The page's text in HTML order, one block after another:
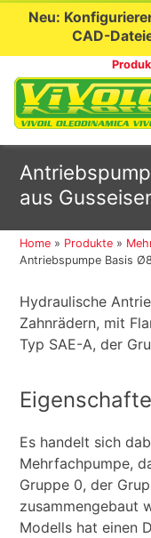
content
Neu:
CAD-
aus
Home » Produkte »
Antriebspumpe Basis
Hydraulische
Zahnrädern, mit
Typ SAE-A, der
Es handelt sich
Mehrfachpumpe,
Gruppe 0, der
zusammengebaut
Modells hat einen